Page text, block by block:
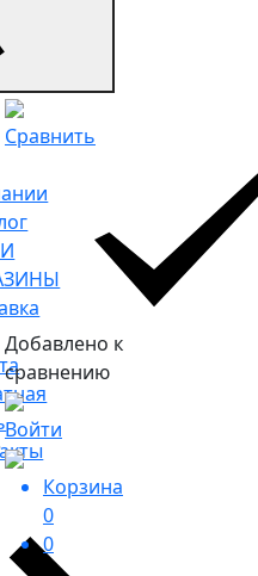
Сравнить
Добавлено к
сравнению
Войти
Корзина
0
0